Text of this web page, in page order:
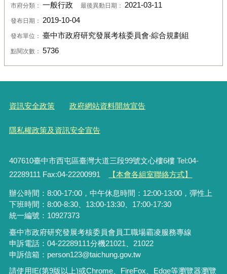
市府分類： 一般行政 最後異動日期： 2021-03-11
發布日期： 2019-10-04
發布單位： 臺中市政府研究發展考核委員會‧綜合規劃組
點閱次數： 5736
資訊安全政策 政府網站資料開放宣告
隱私權政策及資訊安全宣告
407610臺中市西屯區臺灣大道三段99號文心樓6樓 Tel:04-
22289111 Fax:04-22200991
【本會各組室聯絡方式】
辦公時間：8:00-17:00，中午休息時間：12:00-13:00，彈性上
下班時間：8:00-8:30、13:00-13:30、17:00-17:30
統一編號：10927373
臺中市政府研究發展考核委員會員工職場霸凌服務專線
申訴電話：04-22289111分機21021、21022
申訴信箱：person123@taichung.gov.tw
請使用IE(第9版以上)或Chrome、FireFox、Edge等瀏覽器瀏覽